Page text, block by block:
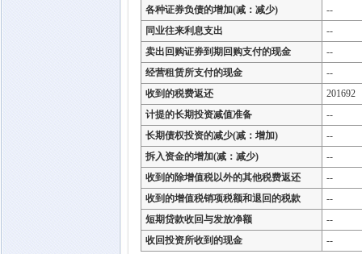
各种证券负债的增加(减：减少)
--
同业往来利息支出
--
卖出回购证券到期回购支付的现金
--
经营租赁所支付的现金
--
收到的税费返还
201692
计提的长期投资减值准备
--
长期债权投资的减少(减：增加)
--
拆入资金的增加(减：减少)
--
收到的除增值税以外的其他税费返还
--
收到的增值税销项税额和退回的税款
--
短期贷款收回与发放净额
--
收回投资所收到的现金
--